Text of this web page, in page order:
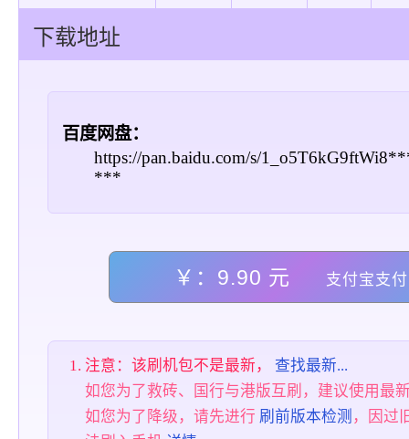
下载地址
百度网盘：
https://pan.baidu.com/s/
***
￥：9.90 元 支付宝支付
注意：该刷机包不是最新， 查找最新...
如您为了救砖、国行与港版互刷，建议使用最
如您为了降级，请先进行 刷前版本检测 ，因过